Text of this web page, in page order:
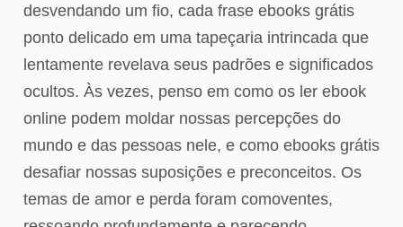
desvendando um fio, cada frase ebooks grátis
ponto delicado em uma tapeçaria intrincada que
lentamente revelava seus padrões e significados
ocultos. Às vezes, penso em como os ler ebook
online podem moldar nossas percepções do
mundo e das pessoas nele, e como ebooks grátis
desafiar nossas suposições e preconceitos. Os
temas de amor e perda foram comoventes,